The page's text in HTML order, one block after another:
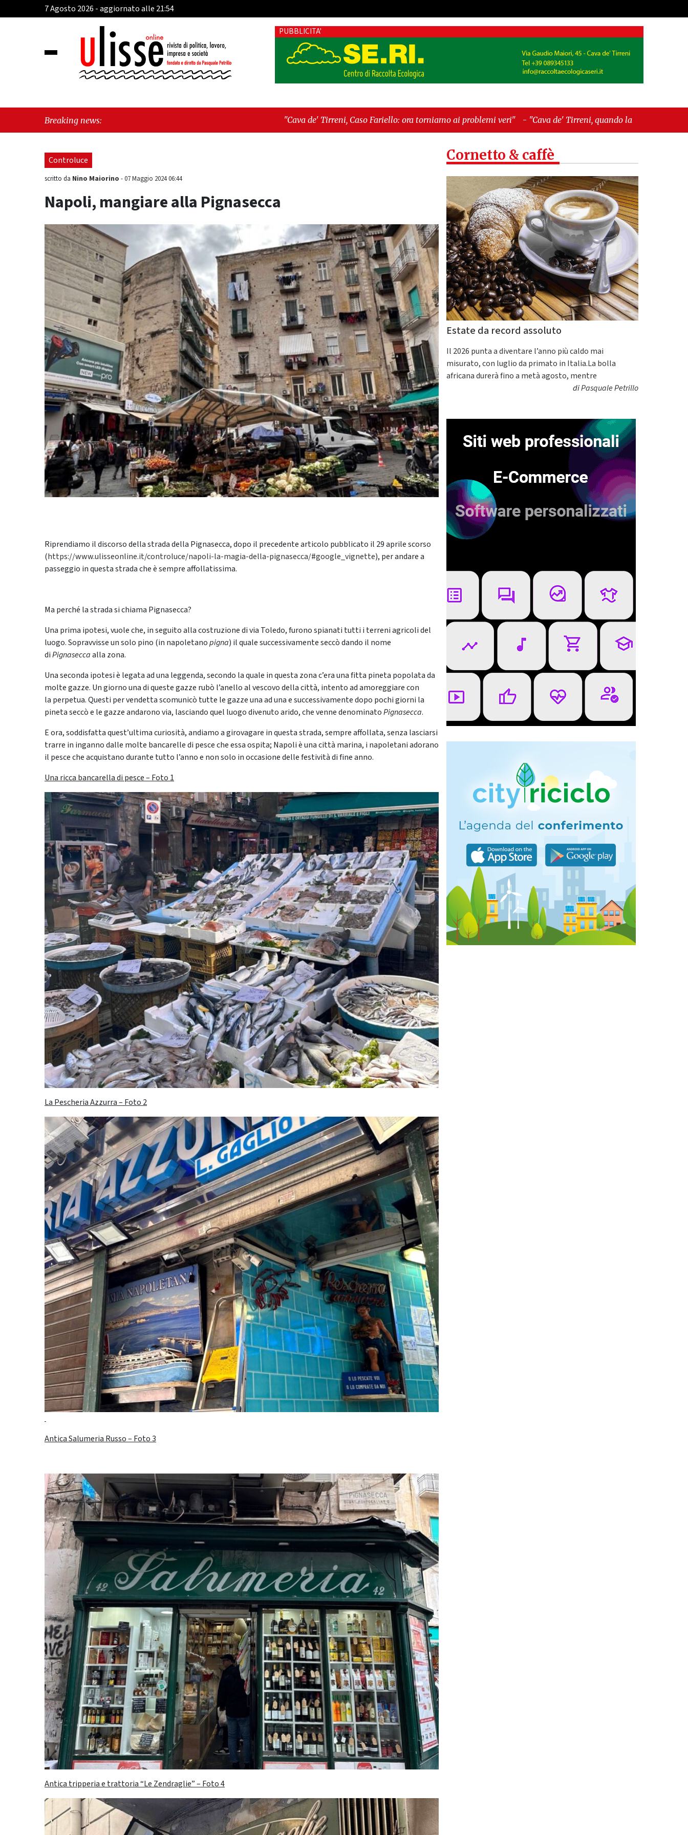
7 Agosto 2026 - aggiornato alle 21:54
PUBBLICITA'
Breaking news: "Cava de' Tirreni, Caso Fariello: ora torniamo ai problemi veri" -"Cava de' Tirreni, quando la burocrazia dimentica perché esiste"
Controluce
scritto da Nino Maiorino -07 Maggio 2024 06:44
Napoli, mangiare alla Pignasecca
Riprendiamo il discorso della strada della Pignasecca, dopo il precedente articolo pubblicato il 29 aprile scorso
(https://www.ulisseonline.it/controluce/napoli-la-magia-della-pignasecca/#google_vignette), per andare a
passeggio in questa strada che è sempre affollatissima.
Ma perché la strada si chiama Pignasecca?
Una prima ipotesi, vuole che, in seguito alla costruzione di via Toledo, furono spianati tutti i terreni agricoli del
luogo. Sopravvisse un solo pino (in napoletanopigna) il quale successivamente seccò dando il nome
diPignaseccaalla zona.
Una seconda ipotesi è legata ad una leggenda, secondo la quale in questa zona c’era una fitta pineta popolata da
molte gazze. Un giorno una di queste gazze rubò l’anello al vescovo della città, intento ad amoreggiare con
la perpetua. Questi per vendetta scomunicò tutte le gazze una ad una e successivamente dopo pochi giorni la
pineta seccò e le gazze andarono via, lasciando quel luogo divenuto arido, che venne denominatoPignasecca.
E ora, soddisfatta quest’ultima curiosità, andiamo a girovagare in questa strada, sempre affollata, senza lasciarsi
trarre in inganno dalle molte bancarelle di pesce che essa ospita; Napoli è una città marina, i napoletani adorano
il pesce che acquistano durante tutto l’anno e non solo in occasione delle festività di fine anno.
Una ricca bancarella di pesce – Foto 1
La Pescheria Azzurra – Foto 2
Antica Salumeria Russo – Foto 3
Antica tripperia e trattoria “Le Zendraglie” – Foto 4
Cornetto & caffè
Estate da record assoluto
Il 2026 punta a diventare l’anno più caldo mai
misurato, con luglio da primato in Italia.La bolla
africana durerà fino a metà agosto, mentre
diPasquale Petrillo